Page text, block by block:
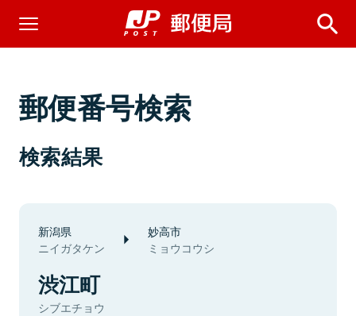
郵便番号検索
検索結果
新潟県
ニイガタケン
妙高市
ミョウコウシ
渋江町
シブエチョウ